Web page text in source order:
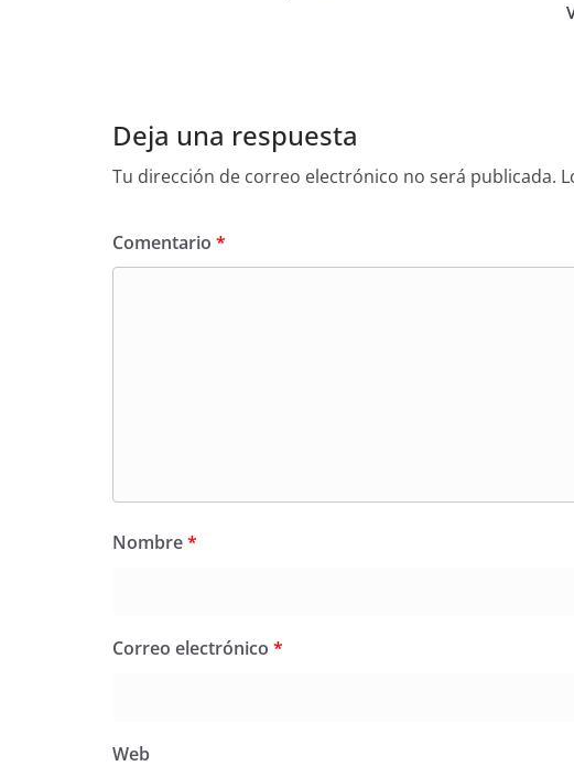
Deja una respuesta
Tu dirección de correo electrónico no será publicada.
Comentario *
Nombre*
Correo electrónico *
Web